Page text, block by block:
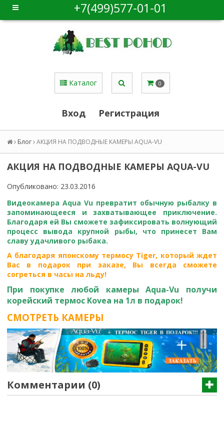
+7(499)577-01-01
Каталог 0
Вход Регистрация
Блог АКЦИЯ НА ПОДВОДНЫЕ КАМЕРЫ AQUA-VU
АКЦИЯ НА ПОДВОДНЫЕ КАМЕРЫ AQUA-VU
Опубликовано: 23.03.2016
Видеокамера Aqua Vu превратит обычную рыбалку в
запоминающееся и захватывающее приключение.
Благодаря ей Вы сможете зафиксировать волнующий
процесс вывода крупной рыбы, что принесет Вам
славу удачливого рыбака.
А благодаря японскому термосу Tiger, который ждет
Вас в подарок при заказе, Вы всегда сможете
согреться в часы на льду!
При покупке любой камеры Aqua-Vu получи
корейский термос Kovea на 1л в подарок!
СМОТРЕТЬ КАМЕРЫ
Комментарии (0)